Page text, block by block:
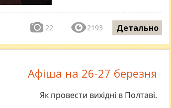
22 2193 Детально
Афіша на 26-27 березня
Як провести вихідні в Полтаві.